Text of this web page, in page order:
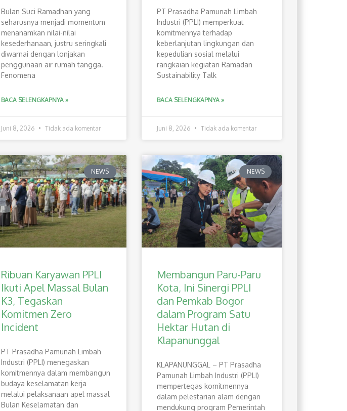
Bulan Suci Ramadhan yang
seharusnya menjadi momentum
menanamkan nilai-nilai
kesederhanaan, justru seringkali
diwarnai dengan lonjakan
penggunaan air rumah tangga.
Fenomena
BACA SELENGKAPNYA »
Juni 8, 2026 Tidak ada komentar
PT Prasadha Pamunah Limbah
Industri (PPLI) memperkuat
komitmennya terhadap
keberlanjutan lingkungan dan
kepedulian sosial melalui
rangkaian kegiatan Ramadan
Sustainability Talk
BACA SELENGKAPNYA »
Juni 8, 2026 Tidak ada komentar
NEWS
Ribuan Karyawan PPLI
Ikuti Apel Massal Bulan
K3, Tegaskan
Komitmen Zero
Incident
PT Prasadha Pamunah Limbah
Industri (PPLI) menegaskan
komitmennya dalam membangun
budaya keselamatan kerja
melalui pelaksanaan apel massal
Bulan Keselamatan dan
NEWS
Membangun Paru-Paru
Kota, Ini Sinergi PPLI
dan Pemkab Bogor
dalam Program Satu
Hektar Hutan di
Klapanunggal
​KLAPANUNGGAL – PT Prasadha
Pamunah Limbah Industri (PPLI)
mempertegas komitmennya
dalam pelestarian alam dengan
mendukung program Pemerintah